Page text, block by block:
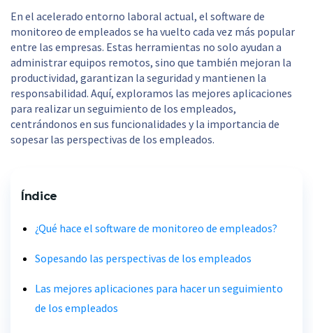
En el acelerado entorno laboral actual, el software de
monitoreo de empleados se ha vuelto cada vez más popular
entre las empresas. Estas herramientas no solo ayudan a
administrar equipos remotos, sino que también mejoran la
productividad, garantizan la seguridad y mantienen la
responsabilidad. Aquí, exploramos las mejores aplicaciones
para realizar un seguimiento de los empleados,
centrándonos en sus funcionalidades y la importancia de
sopesar las perspectivas de los empleados.
Índice
¿Qué hace el software de monitoreo de empleados?
Sopesando las perspectivas de los empleados
Las mejores aplicaciones para hacer un seguimiento
de los empleados